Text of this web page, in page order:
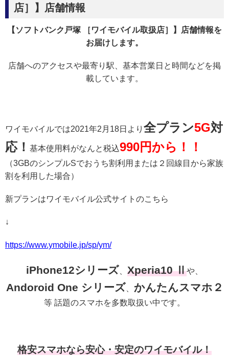
店］】店舗情報
【ソフトバンク戸塚 ［ワイモバイル取扱店］】店舗情報を
お届けします。
店舗へのアクセスや最寄り駅、基本営業日と時間などを掲
載しています。
ワイモバイルでは2021年2月18日より 全プラン5G対
応！ 基本使用料がなんと税込990円から！！
（3GBのシンプルSでおうち割利用または２回線目から家族
割を利用した場合）
新プランはワイモバイル公式サイトのこちら
↓
https://www.ymobile.jp/sp/ym/
iPhone12シリーズ、 Xperia10 Ⅱや、
Andoroid One シリーズ、 かんたんスマホ２
等 話題のスマホを多数取扱い中です。
格安スマホなら安心・安定のワイモバイル！